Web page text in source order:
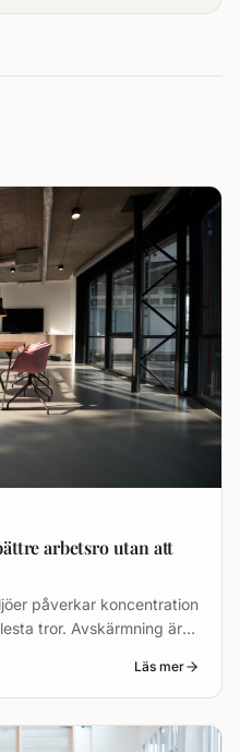
arbetsro utan att
påverkar koncentration
tror. Avskärmning är
vägg.
Läs mer